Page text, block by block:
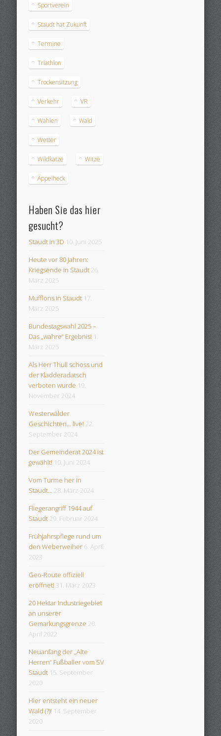
Sportverein
Staudt hat Zukunft
Termine
Triathlon
Trockensitzung
Verkehr VR
Wahlen Wald
Wetter
Wildkatze Witze
Äppelheck
Haben Sie das hier
gesucht?
Staudt in 3D 10. Juni 2025
Heute vor 80 Jahren:
Kriegsende in Staudt 26.
März 2025
Mufflons in Staudt 17.
März 2025
Bundestagswahl 2025 –
Das „wahre“ Ergebnis! 1.
März 2025
Als Herr Thull schoss und
der Kladderadatsch
verboten wurde 19.
November 2024
Westerwälder
Geschichten… live! 22.
September 2024
Der Gemeinderat 2024 ist
gewählt! 10. Juni 2024
Vom Turme her in
Staudt… 28. März 2024
Fliegerangriff 1944 auf
Staudt 29. Februar 2024
Frühjahrspflege rund um
den Weberweiher 6. April
2023
Geo-Route offiziell
eröffnet! 31. März 2023
20 Hektar Industriegebiet
an unserer
Gemarkungsgrenze 20.
April 2022
Neuanfang der „Alte
Herren“ Fußballer vom SV
Staudt 15. September
2020
Hier entsteht ein neuer
Wald (?)! 14. September
2020